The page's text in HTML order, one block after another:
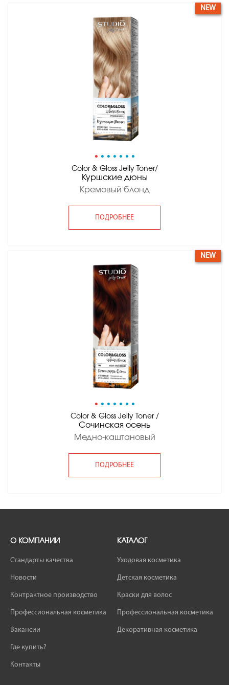
• • • • • • •
Color & Gloss Jelly Toner/
Куршские дюны
Кремовый блонд
ПОДРОБНЕЕ
NEW
• • • • • • •
Color & Gloss Jelly Toner /
Сочинская осень
Медно-каштановый
ПОДРОБНЕЕ
NEW
О КОМПАНИИ
Стандарты качества
Новости
Контрактное производство
Профессиональная косметика
Вакансии
Где купить?
Контакты
КАТАЛОГ
Уходовая косметика
Детская косметика
Краски для волос
Профессиональная косметика
Декоративная косметика